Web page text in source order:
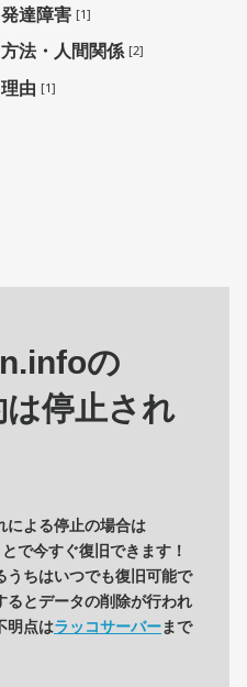
発達障害 [1]
方法・人間関係 [2]
理由 [1]